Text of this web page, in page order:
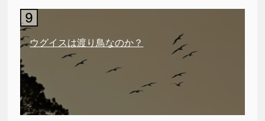
ウグイスは渡り鳥なのか？